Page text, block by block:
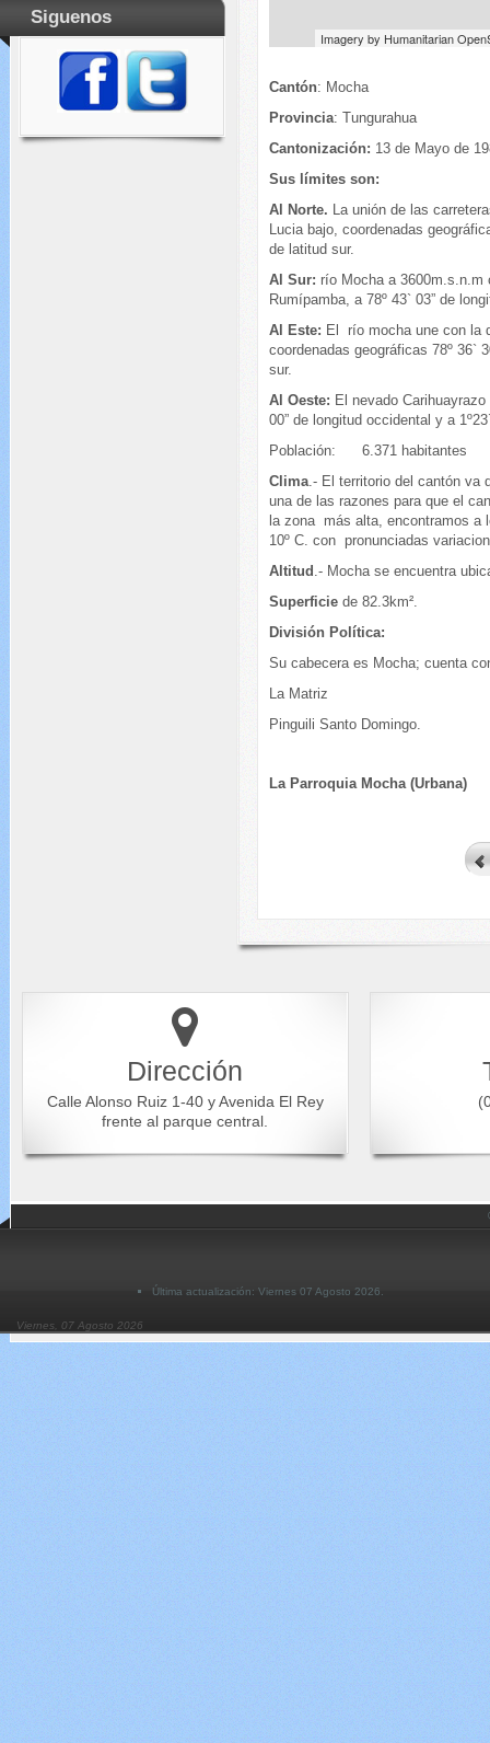
Siguenos
Imagery by Humanitarian
Cantón: Mocha
Provincia: Tungurahua
Cantonización: 13 de
Sus límites son:
Al Norte. La unión de las
Lucia bajo, coordenadas
de latitud sur.
Al Sur: río Mocha a
Rumípamba, a 78º 43` 03” de
Al Este: El río mocha une con la
coordenadas geográficas 78º 36`
sur.
Al Oeste: El nevado
00” de longitud occidental y a
Población: 6.371 habitantes
Clima .- El territorio del cantón
una de las razones para que el
la zona más alta, encontramos a
10º C. con pronunciadas
Altitud .- Mocha se encuentra
Superficie de 82.3km².
División Política:
Su cabecera es Mocha; cuenta
La Matriz
Pinguili Santo Domingo.
La Parroquia Mocha (Urbana)
Dirección
Calle Alonso Ruiz 1-40 y Avenida El Rey
frente al parque central.
Última actualización: Viernes 07 Agosto 2026.
Viernes, 07 Agosto 2026